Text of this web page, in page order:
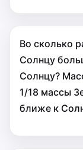
Во сколько
Солнцу
Солнцу?
1/18 массы
ближе к